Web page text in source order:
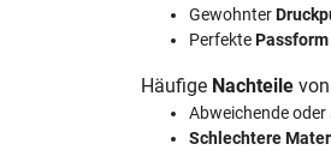
Gewohnter
PerfektePassform
Häufige Nachteile von
Abweichende oder
Schlechtere